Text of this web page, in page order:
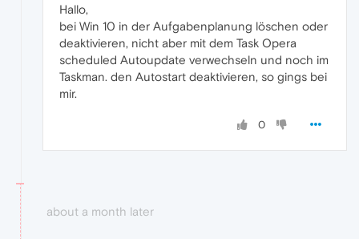
Hallo,
bei Win 10 in der Aufgabenplanung löschen oder
deaktivieren, nicht aber mit dem Task Opera
scheduled Autoupdate verwechseln und noch im
Taskman. den Autostart deaktivieren, so gings bei
mir.
0
about a month later